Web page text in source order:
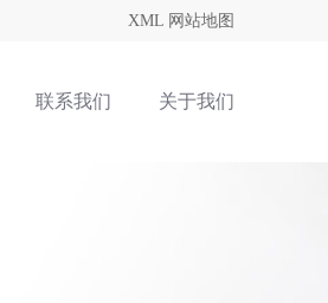
XML 网站地图
联系我们 关于我们